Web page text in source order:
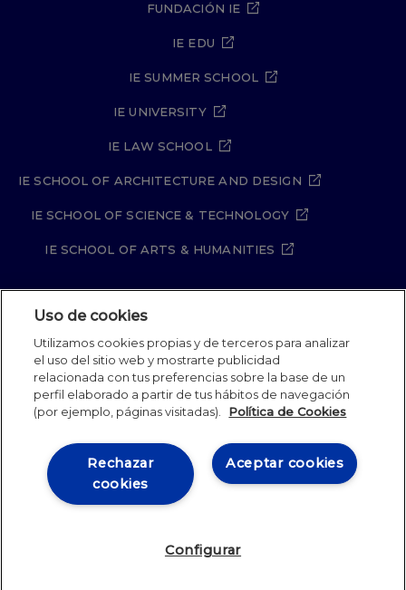
FUNDACIÓN IE
IE EDU
IE SUMMER SCHOOL
IE UNIVERSITY
IE LAW SCHOOL
IE SCHOOL OF ARCHITECTURE AND DESIGN
IE SCHOOL OF SCIENCE & TECHNOLOGY
IE SCHOOL OF ARTS & HUMANITIES
Aviso legal
Política de Cookies
Política de seguridad
Student Academic Standards
Canal Compliance
Site Map
IE University 2026
Uso de cookies
Utilizamos cookies propias y de terceros para analizar
el uso del sitio web y mostrarte publicidad
relacionada con tus preferencias sobre la base de un
perfil elaborado a partir de tus hábitos de navegación
(por ejemplo, páginas visitadas).
Política de Cookies
Aceptar cookies
Rechazar
cookies
Configurar